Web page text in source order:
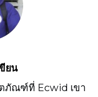
ยน
ภัณฑ์ที่ Ecwid เขา